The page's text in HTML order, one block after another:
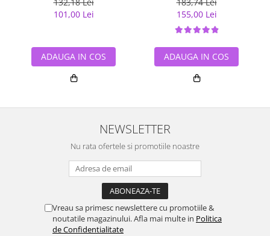
132,18 Lei
101,00 Lei
ADAUGA IN COS
183,74 Lei
155,00 Lei
ADAUGA IN COS
NEWSLETTER
Nu rata ofertele si promotiile noastre
Vreau sa primesc newslettere cu promotiile &
noutatile magazinului. Afla mai multe in Politica
de Confidentialitate